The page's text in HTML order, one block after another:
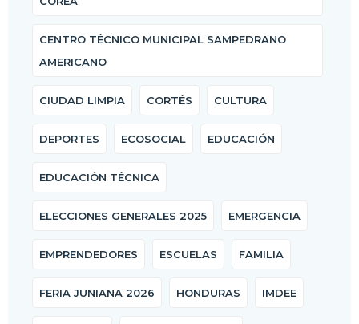
CENTRO TÉCNICO MUNICIPAL SAMPEDRANO
AMERICANO
CIUDAD LIMPIA CORTÉS CULTURA
DEPORTES ECOSOCIAL EDUCACIÓN
EDUCACIÓN TÉCNICA
ELECCIONES GENERALES 2025 EMERGENCIA
EMPRENDEDORES ESCUELAS FAMILIA
FERIA JUNIANA 2026 HONDURAS IMDEE